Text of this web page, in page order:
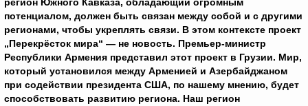
потенциалом, должен быть связан между собой и с другими
регионами, чтобы укреплять связи. В этом контексте проект
„Перекрёсток мира“ — не новость. Премьер-министр
Республики Армения представил этот проект в Грузии. Мир,
который установился между Арменией и Азербайджаном
при содействии президента США, по нашему мнению, будет
способствовать развитию региона. Наш регион